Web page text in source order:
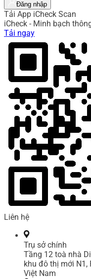
Đăng nhập
Tải App iCheck Scan
iCheck - Minh bạch
Tải ngay
Liên hệ
Trụ sở chính
Tầng 12 toà nhà
khu đô thị mới N1,
Việt Nam